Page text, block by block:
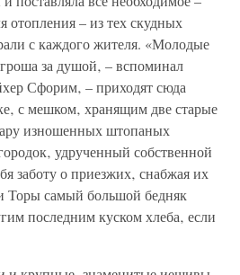
отопления – из тех скудных
с каждого жителя. «Молодые
за душой‚ – вспоминал
Сфорим‚ – приходят сюда
с мешком‚ хранящим две старые
изношенных штопаных
удрученный собственной
заботу о приезжих‚ снабжая их
Торы самый большой бедняк
последним куском хлеба‚ если